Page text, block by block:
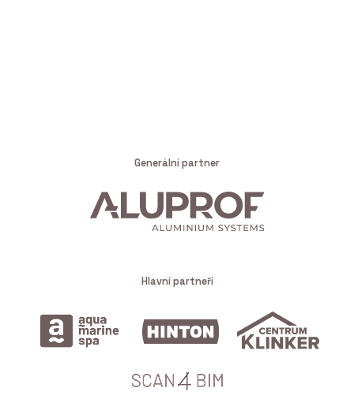
Generální partner
Hlavní partneři